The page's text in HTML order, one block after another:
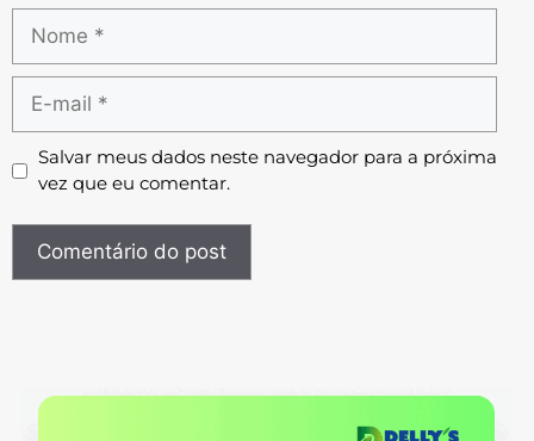
Salvar meus dados neste navegador para a próxima
vez que eu comentar.